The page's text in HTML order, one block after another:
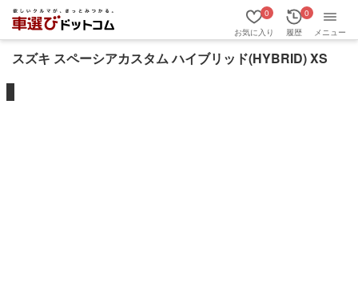
お気に入り
0
履歴
0
メニュー
スズキ スペーシアカスタム ハイブリッド(HYBRID) XS